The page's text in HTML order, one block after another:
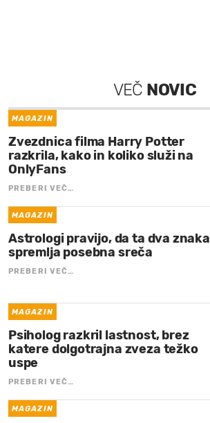
VEČ NOVIC
MAGAZIN
Zvezdnica filma Harry Potter
razkrila, kako in koliko služi na
OnlyFans
PREBERI VEČ…
MAGAZIN
Astrologi pravijo, da ta dva znaka
spremlja posebna sreča
PREBERI VEČ…
MAGAZIN
Psiholog razkril lastnost, brez
katere dolgotrajna zveza težko
uspe
PREBERI VEČ…
MAGAZIN